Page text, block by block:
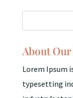
About
Lorem Ipsum
typesetting